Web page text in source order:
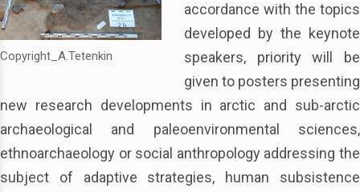
Copyright_A.Tetenkin
accordance with the topics
developed by the keynote
speakers, priority will be
given to posters presenting
new research developments in arctic and sub-arctic
archaeological and paleoenvironmental sciences,
ethnoarchaeology or social anthropology addressing the
subject of adaptive strategies, human subsistence